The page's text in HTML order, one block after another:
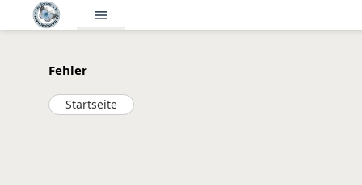
menu
Fehler
Startseite